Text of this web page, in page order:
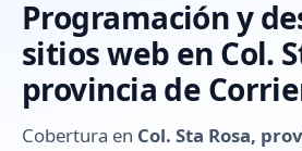
Programación y
sitios web en Col.
provincia de
Cobertura en Col. Sta Rosa,